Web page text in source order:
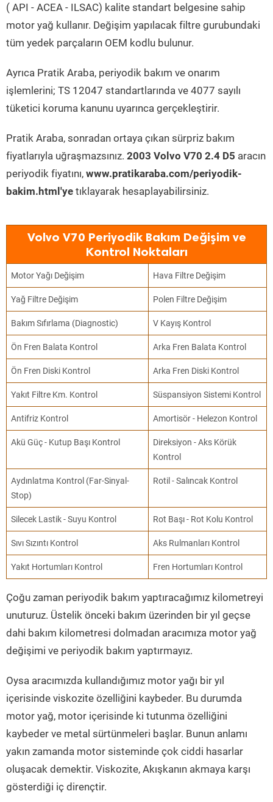
( API - ACEA - ILSAC) kalite standart belgesine sahip
motor yağ kullanır. Değişim yapılacak filtre gurubundaki
tüm yedek parçaların OEM kodlu bulunur.
Ayrıca Pratik Araba, periyodik bakım ve onarım
işlemlerini; TS 12047 standartlarında ve 4077 sayılı
tüketici koruma kanunu uyarınca gerçekleştirir.
Pratik Araba, sonradan ortaya çıkan sürpriz bakım
fiyatlarıyla uğraşmazsınız. 2003 Volvo V70 2.4 D5 aracın
periyodik fiyatını, www.pratikaraba.com/periyodik-
bakim.html'ye tıklayarak hesaplayabilirsiniz.
Volvo V70 Periyodik Bakım Değişim ve
Kontrol Noktaları
Motor Yağı Değişim Hava Filtre Değişim
Yağ Filtre Değişim Polen Filtre Değişim
Bakım Sıfırlama (Diagnostic) V Kayış Kontrol
Ön Fren Balata Kontrol Arka Fren Balata Kontrol
Ön Fren Diski Kontrol Arka Fren Diski Kontrol
Yakıt Filtre Km. Kontrol Süspansiyon Sistemi Kontrol
Antifriz Kontrol Amortisör - Helezon Kontrol
Akü Güç - Kutup Başı Kontrol
Direksiyon - Aks Körük
Kontrol
Aydınlatma Kontrol (Far-Sinyal-
Stop)
Rotil - Salıncak Kontrol
Silecek Lastik - Suyu Kontrol Rot Başı - Rot Kolu Kontrol
Sıvı Sızıntı Kontrol Aks Rulmanları Kontrol
Yakıt Hortumları Kontrol Fren Hortumları Kontrol
Çoğu zaman periyodik bakım yaptıracağımız kilometreyi
unuturuz. Üstelik önceki bakım üzerinden bir yıl geçse
dahi bakım kilometresi dolmadan aracımıza motor yağ
değişimi ve periyodik bakım yaptırmayız.
Oysa aracımızda kullandığımız motor yağı bir yıl
içerisinde viskozite özelliğini kaybeder. Bu durumda
motor yağ, motor içerisinde ki tutunma özelliğini
kaybeder ve metal sürtünmeleri başlar. Bunun anlamı
yakın zamanda motor sisteminde çok ciddi hasarlar
oluşacak demektir. Viskozite, Akışkanın akmaya karşı
gösterdiği iç dirençtir.